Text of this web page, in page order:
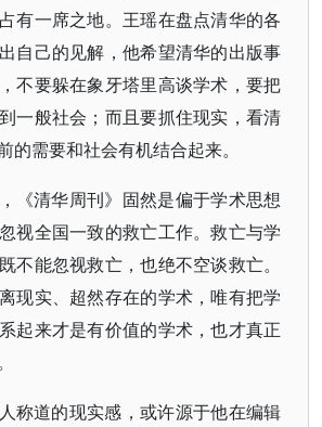
有一席之地。王瑶在盘点清华的各
自己的见解，他希望清华的出版事
不要躲在象牙塔里高谈学术，要把
一般社会；而且要抓住现实，看清
的需要和社会有机结合起来。
《清华周刊》固然是偏于学术思想
视全国一致的救亡工作。救亡与学
不能忽视救亡，也绝不空谈救亡。
现实、超然存在的学术，唯有把学
起来才是有价值的学术，也才真正
称道的现实感，或许源于他在编辑